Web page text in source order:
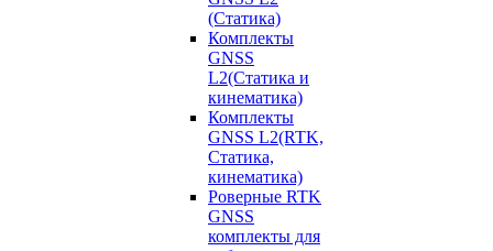
(Статика)
Комплекты
GNSS
L2(Статика и
кинематика)
Комплекты
GNSS L2(RTK,
Статика,
кинематика)
Роверные RTK
GNSS
комплекты для